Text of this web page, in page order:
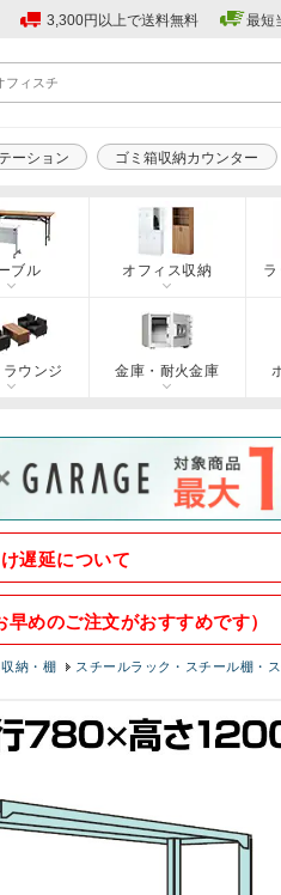
3,300円以上で送料無料 最短
ーション ゴミ箱収納カウンター
ブル オフィス収納
ラウンジ 金庫・耐火金庫
遅延について
めのご注文がおすすめです）
納・棚 スチールラック・スチール棚・